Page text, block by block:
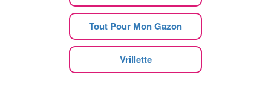
Tout Pour Mon Gazon
Vrillette